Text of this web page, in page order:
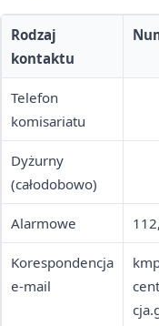
Rodzaj
kontaktu
Telefon
komisariatu
Dyżurny
(całodobowo)
Alarmowe
Korespondencja
e-mail